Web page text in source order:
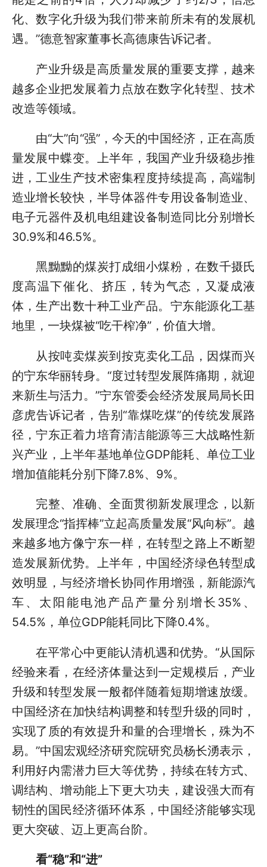
化、数字化升级为我们带来前所未有的发展机
遇。”德意智家董事长高德康告诉记者。
产业升级是高质量发展的重要支撑，越来
越多企业把发展着力点放在数字化转型、技术
改造等领域。
由“大”向“强”，今天的中国经济，正在高质
量发展中蝶变。上半年，我国产业升级稳步推
进，工业生产技术密集程度持续提高，高端制
造业增长较快，半导体器件专用设备制造业、
电子元器件及机电组建设备制造同比分别增长
30.9%和46.5%。
黑黝黝的煤炭打成细小煤粉，在数千摄氏
度高温下催化、挤压，转为气态，又凝成液
体，生产出数十种工业产品。宁东能源化工基
地里，一块煤被“吃干榨净”，价值大增。
从按吨卖煤炭到按克卖化工品，因煤而兴
的宁东华丽转身。“度过转型发展阵痛期，就迎
来新生与活力。”宁东管委会经济发展局局长田
彦虎告诉记者，告别“靠煤吃煤”的传统发展路
径，宁东正着力培育清洁能源等三大战略性新
兴产业，上半年基地单位GDP能耗、单位工业
增加值能耗分别下降7.8%、9%。
完整、准确、全面贯彻新发展理念，以新
发展理念“指挥棒”立起高质量发展“风向标”。越
来越多地方像宁东一样，在转型之路上不断塑
造发展新优势。上半年，中国经济绿色转型成
效明显，与经济增长协同作用增强，新能源汽
车、太阳能电池产品产量分别增长35%、
54.5%，单位GDP能耗同比下降0.4%。
在平常心中更能认清机遇和优势。“从国际
经验来看，在经济体量达到一定规模后，产业
升级和转型发展一般都伴随着短期增速放缓。
中国经济在加快结构调整和转型升级的同时，
实现了质的有效提升和量的合理增长，殊为不
易。”中国宏观经济研究院研究员杨长湧表示，
利用好内需潜力巨大等优势，持续在转方式、
调结构、增动能上下更大功夫，建设强大而有
韧性的国民经济循环体系，中国经济能够实现
更大突破、迈上更高台阶。
看“稳”和“进”